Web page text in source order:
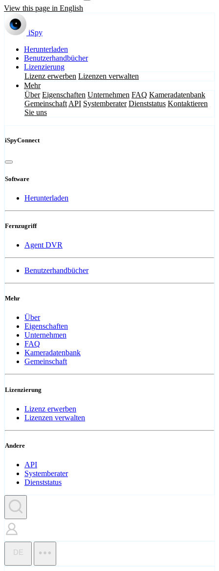
View this page in English
iSpy
Herunterladen
Benutzerhandbücher
Lizenzierung
Lizenz erwerben Lizenzen verwalten
Mehr
Über Eigenschaften Unternehmen FAQ Kameradatenbank
Gemeinschaft API Systemberater Dienststatus Kontaktieren
Sie uns
iSpyConnect
Software
Herunterladen
Fernzugriff
Agent DVR
Benutzerhandbücher
Mehr
Über
Eigenschaften
Unternehmen
FAQ
Kameradatenbank
Gemeinschaft
Lizenzierung
Lizenz erwerben
Lizenzen verwalten
Andere
API
Systemberater
Dienststatus
DE